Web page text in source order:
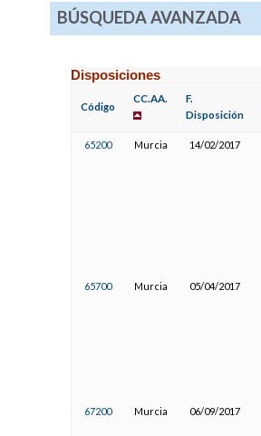
BÚSQUEDA AVANZADA
Disposiciones
Código
CC.AA.
F.
Disposición
65200 Murcia 14/02/2017
65700 Murcia 05/04/2017
67200 Murcia 06/09/2017